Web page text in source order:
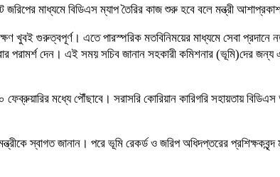
মাধ্যমে বিডিএস ম্যাপ তৈরির কাজ শুরু হবে বলে মন্ত্রী
খুবই গুরুত্বপূর্ণ। এতে পারস্পরিক মতবিনিময়ের মাধ্যমে সেবা
পরামর্শ দেন। এই সময় সচিব জানান সহকারী কমিশনার (ভূমি)দের জন্য
মধ্যে পৌঁছাবে। সরাসরি কোরিয়ান কারিগরি সহায়তায়
স্বাগত জানান। পরে ভূমি রেকর্ড ও জরিপ অধিদপ্তরের